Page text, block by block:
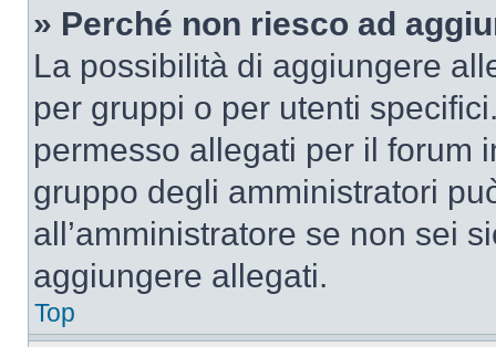
» Perché non riesco ad
La possibilità di aggiungere
per gruppi o per utenti
permesso allegati per il forum
gruppo degli amministratori
all’amministratore se non sei
aggiungere allegati.
Top